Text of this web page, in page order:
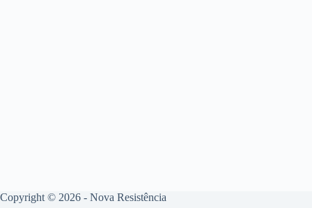
Copyright © 2026 - Nova Resistência